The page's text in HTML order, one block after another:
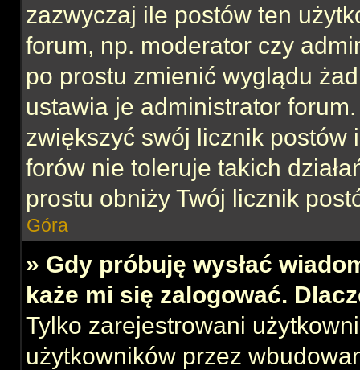
zazwyczaj ile postów ten
forum, np. moderator czy
po prostu zmienić wyglądu
ustawia je administrator
zwiększyć swój licznik postów
forów nie toleruje takich
prostu obniży Twój licznik
Góra
» Gdy próbuję wysłać
każe mi się zalogować.
Tylko zarejestrowani
użytkowników przez